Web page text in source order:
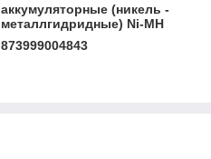
аккумуляторные (никель -
металлгидридные) Ni-MH
873999004843